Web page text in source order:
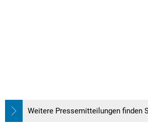
Weitere Pressemitteilungen finden